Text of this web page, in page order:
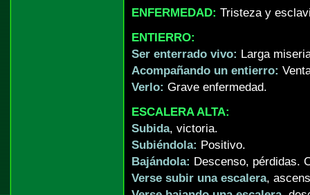
ENFERMEDAD: Tristeza y
ENTIERRO:
Ser enterrado vivo: Larga
Acompañando un entierro:
Verlo: Grave enfermedad.
ESCALERA ALTA:
Subida, victoria.
Subiéndola: Positivo.
Bajándola: Descenso, pérdidas.
Verse subir una escalera,